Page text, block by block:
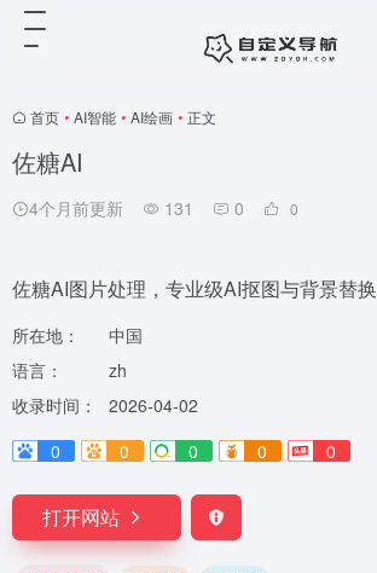
首页 • AI智能 • AI绘画 • 正文
佐糖AI
4个月前更新 131 0 0
佐糖AI图片处理，专业级AI抠图与背景替换
所在地：
中国
语言：
zh
收录时间：
2026-04-02
0
0 0 0 0
打开网站